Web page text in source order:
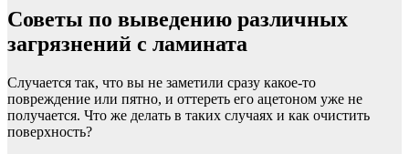
Советы по выведению различных
загрязнений с ламината
Случается так, что вы не заметили сразу какое-то
повреждение или пятно, и оттереть его ацетоном уже не
получается. Что же делать в таких случаях и как очистить
поверхность?